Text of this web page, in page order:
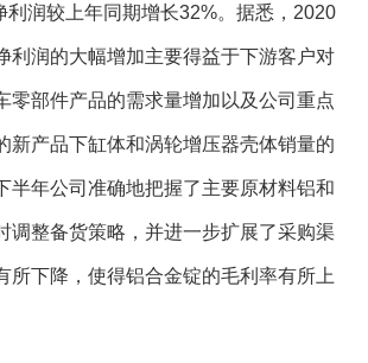
利润较上年同期增长32%。据悉，2020
利润的大幅增加主要得益于下游客户对
零部件产品的需求量增加以及公司重点
新产品下缸体和涡轮增压器壳体销量的
半年公司准确地把握了主要原材料铝和
调整备货策略，并进一步扩展了采购渠
所下降，使得铝合金锭的毛利率有所上